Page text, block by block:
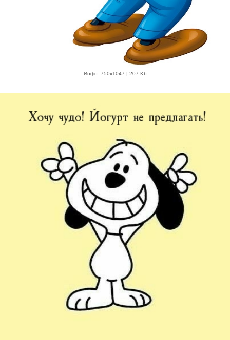
Инфо: 750х1047 | 207 Kb